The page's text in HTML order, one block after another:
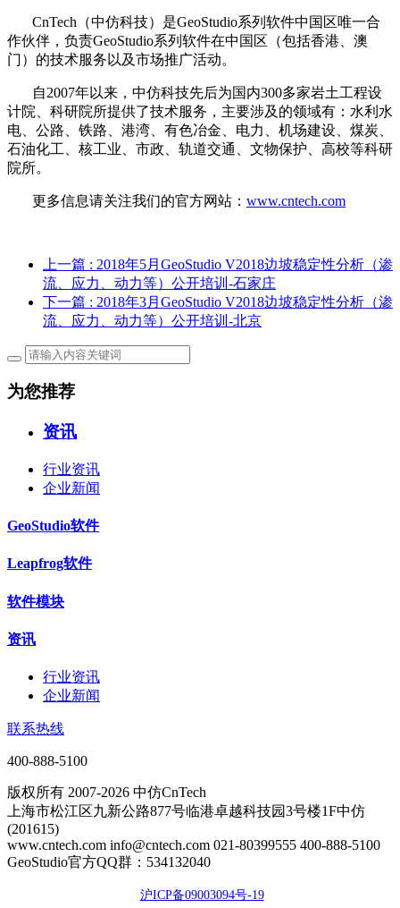
CnTech（中仿科技）是GeoStudio系列软件中国区唯一合
作伙伴，负责GeoStudio系列软件在中国区（包括香港、澳
门）的技术服务以及市场推广活动。
自2007年以来，中仿科技先后为国内300多家岩土工程设
计院、科研院所提供了技术服务，主要涉及的领域有：水利水
电、公路、铁路、港湾、有色冶金、电力、机场建设、煤炭、
石油化工、核工业、市政、轨道交通、文物保护、高校等科研
院所。
更多信息请关注我们的官方网站： www.cntech.com
上一篇 : 2018年5月GeoStudio V2018边坡稳定性分析（渗
流、应力、动力等）公开培训-石家庄
下一篇 : 2018年3月GeoStudio V2018边坡稳定性分析（渗
流、应力、动力等）公开培训-北京
为您推荐
资讯
行业资讯
企业新闻
GeoStudio软件
Leapfrog软件
软件模块
资讯
行业资讯
企业新闻
联系热线
400-888-5100
版权所有 2007-2026 中仿CnTech
上海市松江区九新公路877号临港卓越科技园3号楼1F中仿
(201615)
www.cntech.com info@cntech.com 021-80399555 400-888-5100
GeoStudio官方QQ群：534132040
沪ICP备09003094号-19